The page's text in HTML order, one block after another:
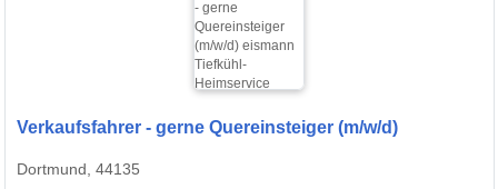
Verkaufsfahrer - gerne Quereinsteiger (m/w/d)
Dortmund, 44135